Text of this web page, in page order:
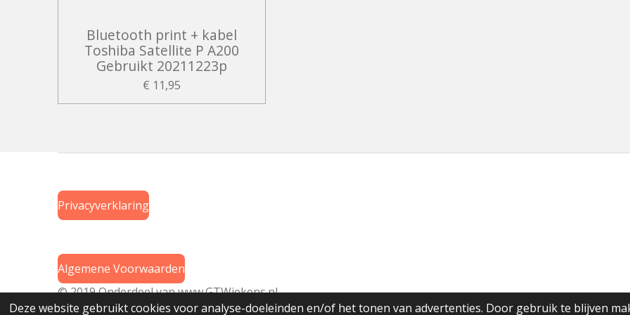
Deze website gebruikt cookies voor analyse-doeleinden en/of het tonen van advertenties. Door gebruik te blijven
Bluetooth print + kabel
Toshiba Satellite P A200
Gebruikt 20211223p
€ 11,95
Privacyverklaring
Algemene Voorwaarden
© 2019 Onderdeel vanwww.GTWiekens.nl